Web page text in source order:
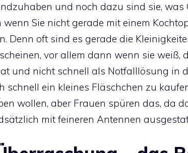
und noch dazu sind sie, was
Sie nicht gerade mit einem
Denn oft sind es gerade die
vor allem dann wenn sie weiß,
und nicht schnell als Notfalllösung in
schnell ein kleines Fläschchen zu
wollen, aber Frauen spüren das, da
mit feineren Antennen